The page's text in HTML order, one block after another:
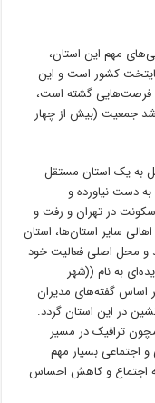
مهم این استان،
کشور است و این
فرصت‌هایی گشته است،
جمعیت (بیش از چهار
از سال ۱۳۸۹، البرز تبدیل به یک استان مستقل
دست نیاورده و
در تهران و رفت و
سایر استان‌ها، استان
و محل اصلی فعالیت خود
به نام ((شهر
اساس گفته‌های مدیران
در این استان گردد.
ترافیک در مسیر
اجتماعی بسیار مهم
به اجتماع و کاهش احساس